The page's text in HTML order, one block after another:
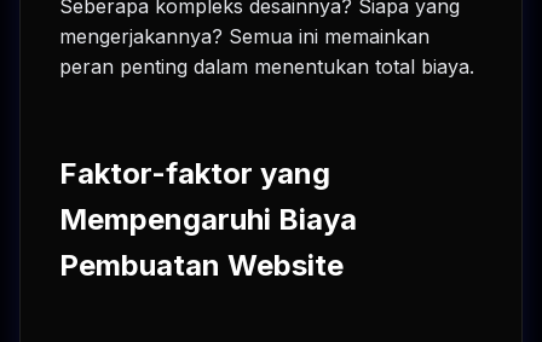
Seberapa kompleks desainnya? Siapa yang
mengerjakannya? Semua ini memainkan
peran penting dalam menentukan total biaya.
Faktor-faktor yang
Mempengaruhi Biaya
Pembuatan Website